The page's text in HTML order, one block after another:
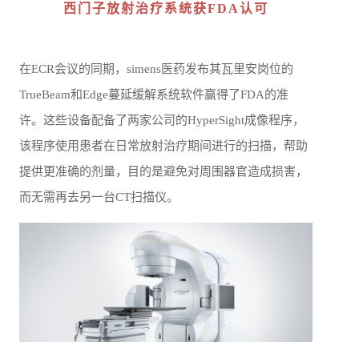
西门子放射治疗系统获FDA认可
在ECR会议的同期，simens医药发布其瓦里安岗位的
TrueBeam和Edge蔓延缓解系统软件赢得了FDA的准
许。这些设备配备了两家公司的HyperSight成像程序，
该程序使用患者在日常放射治疗期间进行的扫描，帮助
提供更准确的剂量，目的是避免对周围器官造成损害，
而无需再去另一台CT扫描仪。